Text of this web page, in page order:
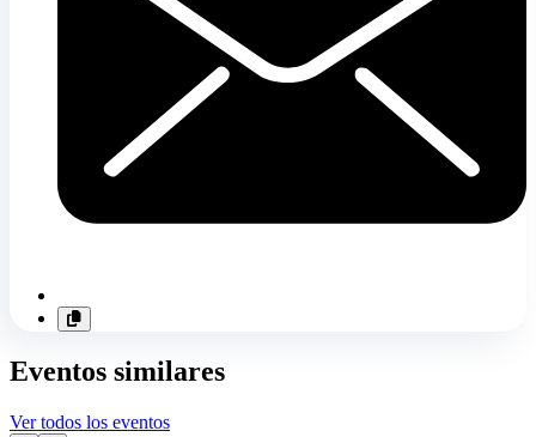
Eventos similares
Ver todos los eventos